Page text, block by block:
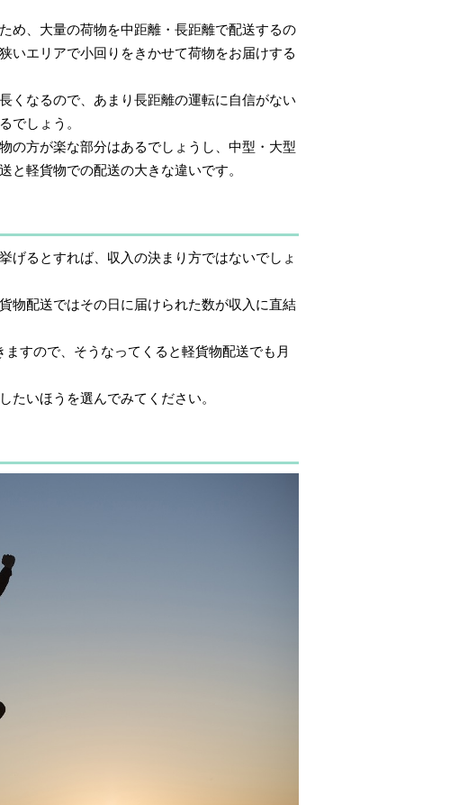
め、大量の荷物を中距離・長距離で配送するの
いエリアで小回りをきかせて荷物をお届けする
くなるので、あまり長距離の運転に自信がない
でしょう。
の方が楽な部分はあるでしょうし、中型・大型
軽貨物での配送の大きな違いです。
げるとすれば、収入の決まり方ではないでしょ
物配送ではその日に届けられた数が収入に直結
すので、そうなってくると軽貨物配送でも月
たいほうを選んでみてください。